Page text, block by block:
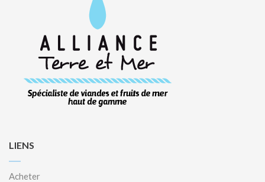
LIENS
Acheter